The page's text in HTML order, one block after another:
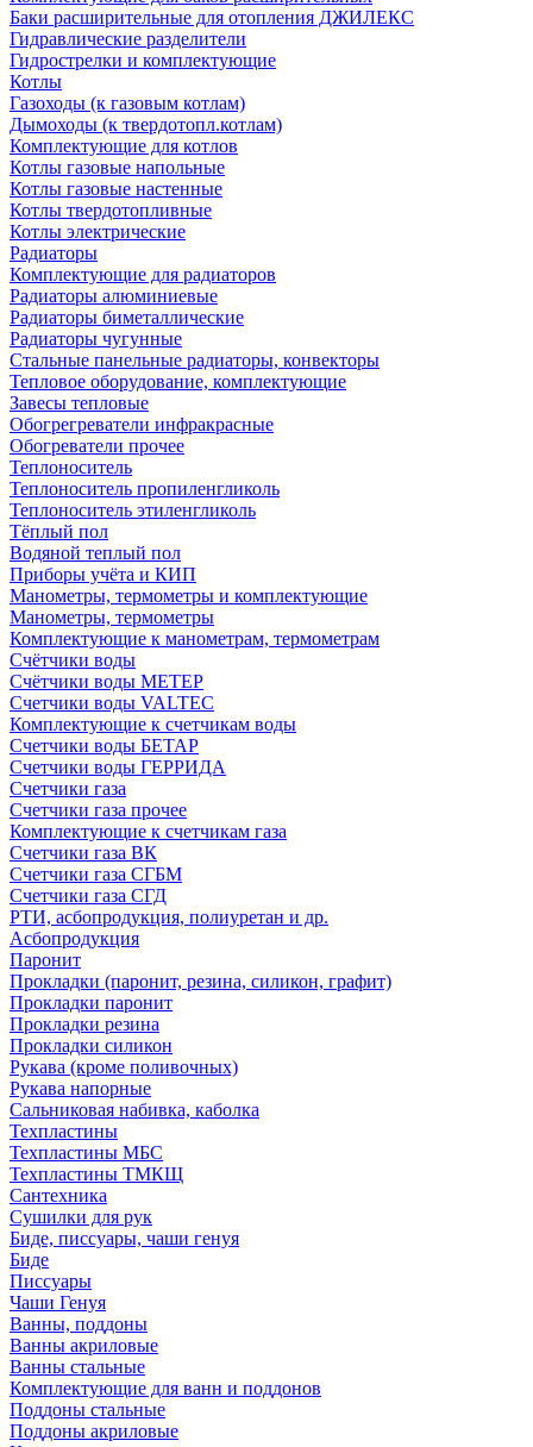
Баки расширительные для отопления ДЖИЛЕКС
Гидравлические разделители
Гидрострелки и комплектующие
Котлы
Газоходы (к газовым котлам)
Дымоходы (к твердотопл.котлам)
Комплектующие для котлов
Котлы газовые напольные
Котлы газовые настенные
Котлы твердотопливные
Котлы электрические
Радиаторы
Комплектующие для радиаторов
Радиаторы алюминиевые
Радиаторы биметаллические
Радиаторы чугунные
Стальные панельные радиаторы, конвекторы
Тепловое оборудование, комплектующие
Завесы тепловые
Обогрегреватели инфракрасные
Обогреватели прочее
Теплоноситель
Теплоноситель пропиленгликоль
Теплоноситель этиленгликоль
Тёплый пол
Водяной теплый пол
Приборы учёта и КИП
Манометры, термометры и комплектующие
Манометры, термометры
Комплектующие к манометрам, термометрам
Счётчики воды
Счётчики воды МЕТЕР
Счетчики воды VALTEC
Комплектующие к счетчикам воды
Счетчики воды БЕТАР
Счетчики воды ГЕРРИДА
Счетчики газа
Счетчики газа прочее
Комплектующие к счетчикам газа
Счетчики газа ВК
Счетчики газа СГБМ
Счетчики газа СГД
РТИ, асбопродукция, полиуретан и др.
Асбопродукция
Паронит
Прокладки (паронит, резина, силикон, графит)
Прокладки паронит
Прокладки резина
Прокладки силикон
Рукава (кроме поливочных)
Рукава напорные
Сальниковая набивка, каболка
Техпластины
Техпластины МБС
Техпластины ТМКЩ
Сантехника
Сушилки для рук
Биде, писсуары, чаши генуя
Биде
Писсуары
Чаши Генуя
Ванны, поддоны
Ванны акриловые
Ванны стальные
Комплектующие для ванн и поддонов
Поддоны стальные
Поддоны акриловые